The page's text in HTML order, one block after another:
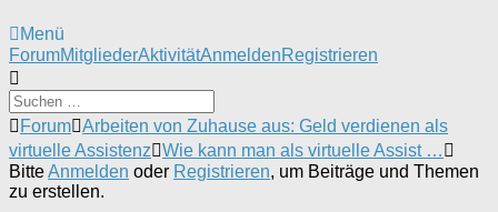
Menü
Forum-
Navigation
ForumMitgliederAktivitätAnmeldenRegistrieren
Forum-
Breadcrumbs
-
Du
bist
Forum Arbeiten von Zuhause aus: Geld verdienen als
virtuelle Assistenz
Wie kann man als virtuelle Assist …
BitteAnmelden oder Registrieren, um Beiträge und Themen
zu erstellen.